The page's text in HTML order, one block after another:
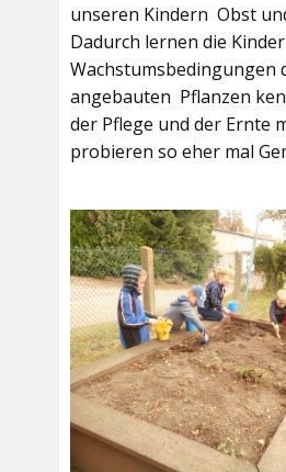
unseren Kindern Obst
Dadurch lernen die
Wachstumsbedingungen
angebauten Pflanzen
der Pflege und der Ernte
probieren so eher mal